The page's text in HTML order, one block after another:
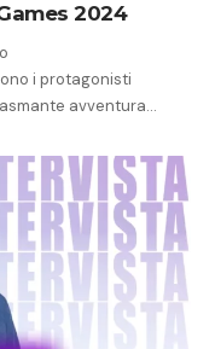
2024
i protagonisti
avventura…